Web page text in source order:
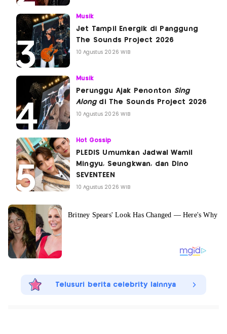
Musik
Jet Tampil Energik di Panggung
The Sounds Project 2026
10 Agustus 2026 WIB
Musik
Perunggu Ajak Penonton Sing
Alongdi The Sounds Project 2026
10 Agustus 2026 WIB
Hot Gossip
PLEDIS Umumkan Jadwal Wamil
Mingyu, Seungkwan, dan Dino
SEVENTEEN
10 Agustus 2026 WIB
Telusuri berita celebrity lainnya